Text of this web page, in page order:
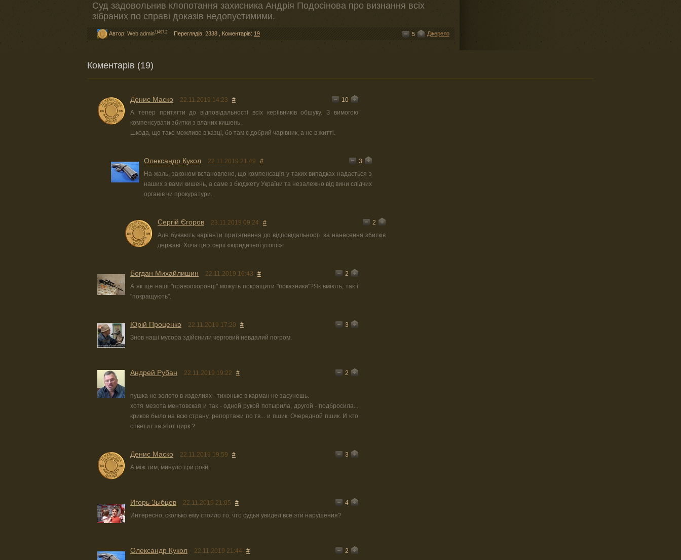
Суд задовольнив клопотання захисника Андрія Подосінова про визнання всіх
зібраних по справі доказів недопустимими.
Автор: Web admin11497,2 Переглядів: 2338 Коментарів: 19 Джерело
5
Коментарів (19)
Денис Маско 22.11.2019 14:23 #
10
А тепер притягти до відповідальності всіх керіівників обшуку. З вимогою
компенсувати збитки з вланих кишень.
Шкода, що таке можливе в казці, бо там є добрий чарівник, а не в житті.
Олександр Кукол 22.11.2019 21:49 #
3
На-жаль, законом встановлено, що компенсація у таких випадках надається з
наших з вами кишень, а саме з бюджету України та незалежно від вини слідчих
органів чи прокуратури.
Сергій Єгоров 23.11.2019 09:24 #
2
Але бувають варіанти притягнення до відповідальності за нанесення збитків
державі. Хоча це з серії «юридичної утопії».
Богдан Михайлишин 22.11.2019 16:43 #
2
А як ще наші "правоохоронці" можуть покращити "показники"?Як вміють, так і
"покращують".
Юрiй Проценко 22.11.2019 17:20 #
3
Знов наші мусора здійснили черговий невдалий погром.
Андрей Рубан 22.11.2019 19:22 # 2
пушка не золото в изделиях - тихонько в карман не засунешь.
хотя мезота ментовская и так - одной рукой потырила, другой - подбросила...
криков было на всю страну, репортажи по тв... и пшик. Очередной пшик. И кто
ответит за этот цирк ?
Денис Маско 22.11.2019 19:59 #
3
А між тим, минуло три роки.
Игорь Зыбцев 22.11.2019 21:05 #
4
Интересно, сколько ему стоило то, что судья увидел все эти нарушения?
Олександр Кукол 22.11.2019 21:44 # 2